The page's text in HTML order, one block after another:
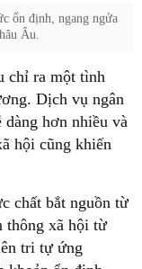
ổn định, ngang ngửa
Âu.
chỉ ra một tình
Dịch vụ ngân
dàng hơn nhiều và
hội cũng khiến
chất bắt nguồn từ
thông xã hội từ
tri tự ứng